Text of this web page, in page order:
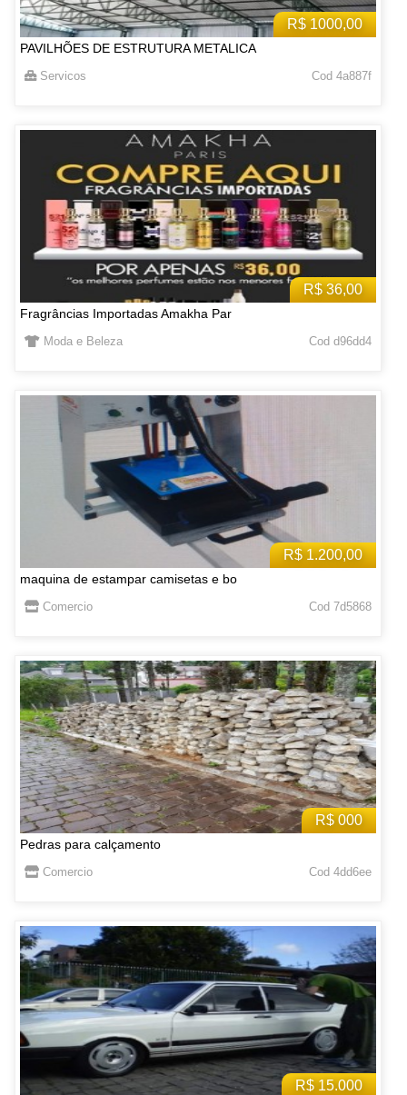
R$ 1000,00
PAVILHÕES DE ESTRUTURA METALICA
Servicos Cod 4a887f
R$ 36,00
Fragrâncias Importadas Amakha Par
Moda e Beleza Cod d96dd4
R$ 1.200,00
maquina de estampar camisetas e bo
Comercio Cod 7d5868
R$ 000
Pedras para calçamento
Comercio Cod 4dd6ee
R$ 15.000